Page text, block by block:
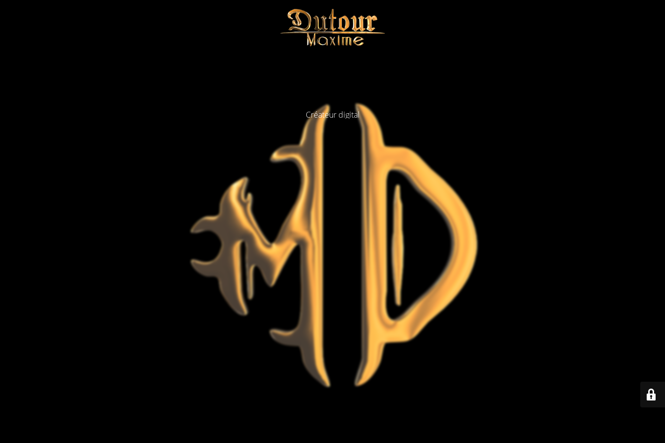
Créateur digital